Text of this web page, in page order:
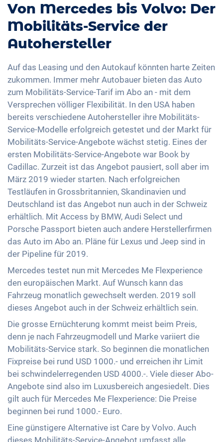
Von Mercedes bis Volvo: Der
Mobilitäts-Service der
Autohersteller
Auf das Leasing und den Autokauf könnten harte Zeiten
zukommen. Immer mehr Autobauer bieten das Auto
zum Mobilitäts-Service-Tarif im Abo an - mit dem
Versprechen völliger Flexibilität. In den USA haben
bereits verschiedene Autohersteller ihre Mobilitäts-
Service-Modelle erfolgreich getestet und der Markt für
Mobilitäts-Service-Angebote wächst stetig. Eines der
ersten Mobilitäts-Service-Angebote war Book by
Cadillac. Zurzeit ist das Angebot pausiert, soll aber im
März 2019 wieder starten. Nach erfolgreichen
Testläufen in Grossbritannien, Skandinavien und
Deutschland ist das Angebot nun auch in der Schweiz
erhältlich. Mit Access by BMW, Audi Select und
Porsche Passport bieten auch andere Herstellerfirmen
das Auto im Abo an. Pläne für Lexus und Jeep sind in
der Pipeline für 2019.
Mercedes testet nun mit Mercedes Me Flexperience
den europäischen Markt. Auf Wunsch kann das
Fahrzeug monatlich gewechselt werden. 2019 soll
dieses Angebot auch in der Schweiz erhältlich sein.
Die grosse Ernüchterung kommt meist beim Preis,
denn je nach Fahrzeugmodell und Marke variiert die
Mobilitäts-Service stark. So beginnen die monatlichen
Fixpreise bei rund USD 1000.- und erreichen ihr Limit
bei schwindelerregenden USD 4000.-. Viele dieser Abo-
Angebote sind also im Luxusbereich angesiedelt. Dies
gilt auch für Mercedes Me Flexperience: Die Preise
beginnen bei rund 1000.- Euro.
Eine günstigere Alternative ist Care by Volvo. Auch
dieses Mobilitäts-Service-Angebot umfasst alle